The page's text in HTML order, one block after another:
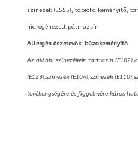
színezék (E555), tápióka keményítő,
hidrogénezett pálmazsír
Allergén öszetevők: búzakeményítő
Az alábbi színezékek: tartrazin
(E129),színezék (E104),színezék
tevékenységére és figyelmére káros